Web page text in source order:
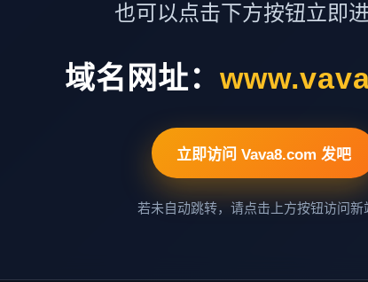
也可以点击下方按钮立即进
域名网址：
立即访问 Vava8.com 发吧
若未自动跳转，请点击上方按钮访问新